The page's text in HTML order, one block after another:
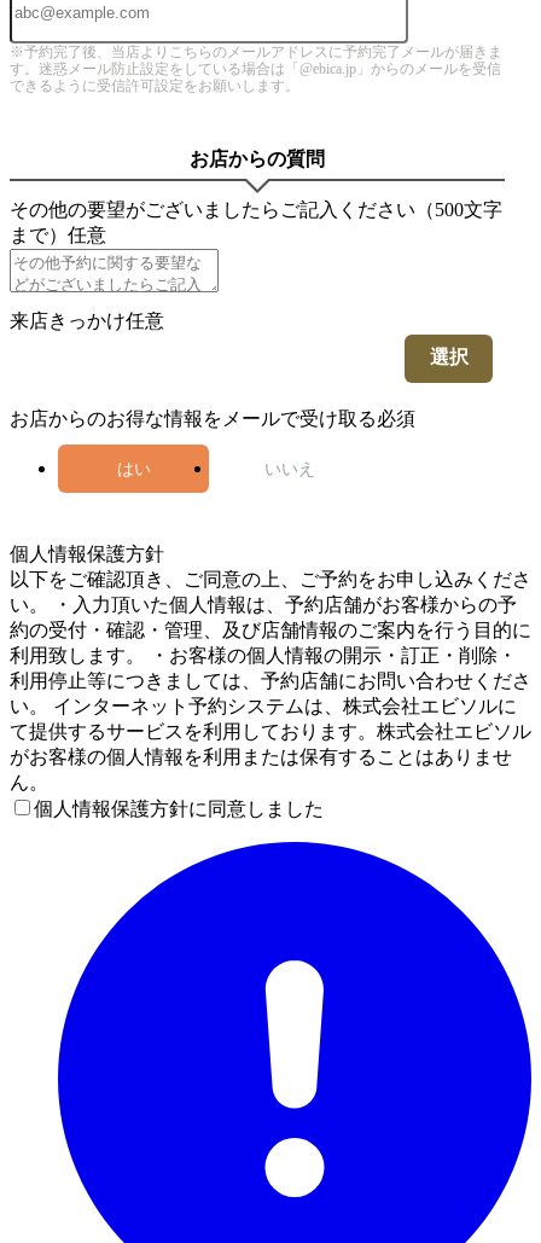
※予約完了後、当店よりこちらのメールアドレスに予約完了メールが届きま
す。迷惑メール防止設定をしている場合は「@ebica.jp」からのメールを受信
できるように受信許可設定をお願いします。
お店からの質問
その他の要望がございましたらご記入ください（500文字
まで） 任意
来店きっかけ任意
選択
お店からのお得な情報をメールで受け取る必須
はい いいえ
個人情報保護方針
以下をご確認頂き、ご同意の上、ご予約をお申し込みくださ
い。 ・入力頂いた個人情報は、予約店舗がお客様からの予
約の受付・確認・管理、及び店舗情報のご案内を行う目的に
利用致します。 ・お客様の個人情報の開示・訂正・削除・
利用停止等につきましては、予約店舗にお問い合わせくださ
い。 インターネット予約システムは、株式会社エビソルに
て提供するサービスを利用しております。株式会社エビソル
がお客様の個人情報を利用または保有することはありませ
ん。
個人情報保護方針に同意しました